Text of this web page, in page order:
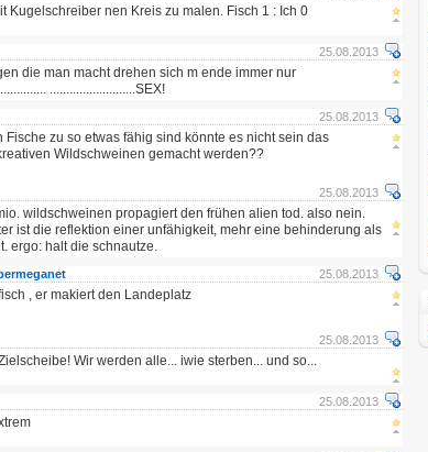
Kugelschreiber nen Kreis zu malen. Fisch 1 : Ich 0
25.08.2013
die man macht drehen sich m ende immer nur
..........................SEX!
25.08.2013
Fische zu so etwas fähig sind könnte es nicht sein das
Wildschweinen gemacht werden??
25.08.2013
wildschweinen propagiert den frühen alien tod. also nein.
ist die reflektion einer unfähigkeit, mehr eine behinderung als
ergo: halt die schnautze.
25.08.2013
, er makiert den Landeplatz
25.08.2013
Wir werden alle... iwie sterben... und so...
25.08.2013